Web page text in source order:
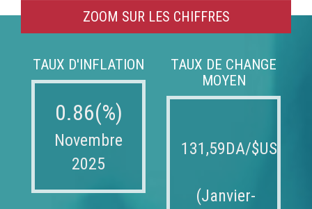
ZOOM SUR LES CHIFFRES
TAUX D'INFLATION
0.86(%)
Novembre
2025
TAUX DE CHANGE
MOYEN
131,59DA/$US
(Janvier-